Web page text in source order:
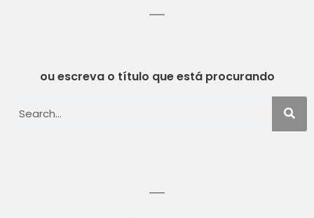
ou escreva o título que está procurando